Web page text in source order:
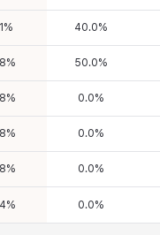
% 40.0%
% 50.0%
% 0.0%
% 0.0%
% 0.0%
% 0.0%